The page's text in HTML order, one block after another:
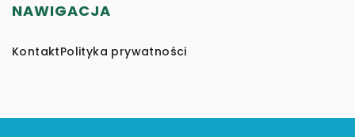
NAWIGACJA
KontaktPolityka prywatności